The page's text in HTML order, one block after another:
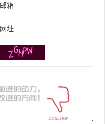
邮箱
网址